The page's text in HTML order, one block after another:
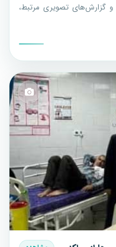
گزارش‌های تصویری مرتبط،